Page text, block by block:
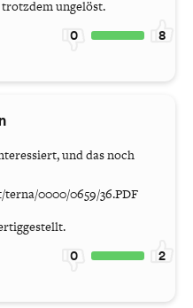
ungelöst.
0 8
und das noch
0000/0659/36.PDF
0 2